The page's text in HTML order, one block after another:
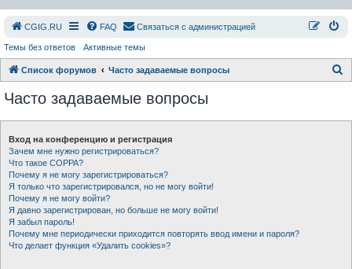
СGIG.RU FAQ Связаться с администрацией
Темы без ответов Активные темы
Список форумов Часто задаваемые вопросы
Часто задаваемые вопросы
Вход на конференцию и регистрация
Зачем мне нужно регистрироваться?
Что такое COPPA?
Почему я не могу зарегистрироваться?
Я только что зарегистрировался, но не могу войти!
Почему я не могу войти?
Я давно зарегистрирован, но больше не могу войти!
Я забыл пароль!
Почему мне периодически приходится повторять ввод имени и пароля?
Что делает функция «Удалить cookies»?